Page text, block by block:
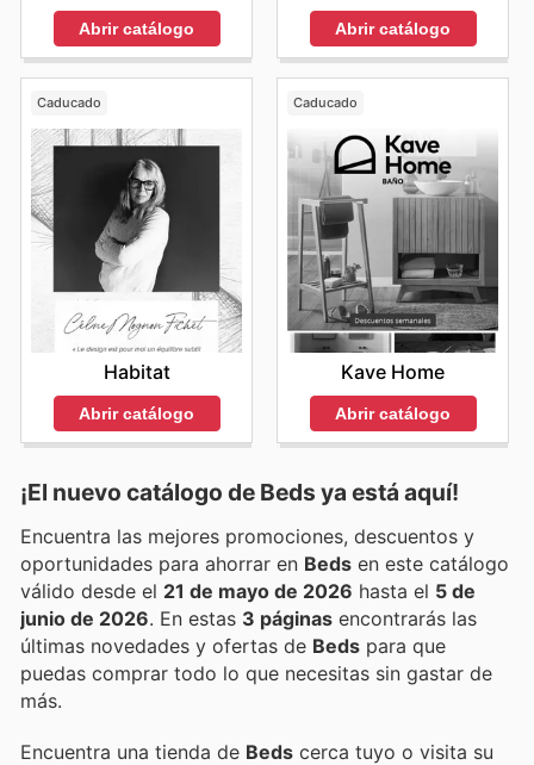
Abrir catálogo Abrir catálogo
Caducado
Habitat
Abrir catálogo
Caducado
Kave Home
Abrir catálogo
¡El nuevo catálogo de Beds ya está aquí!
Encuentra las mejores promociones, descuentos y
oportunidades para ahorrar en Beds en este catálogo
válido desde el 21 de mayo de 2026 hasta el 5 de
junio de 2026 . En estas 3 páginas encontrarás las
últimas novedades y ofertas de Beds para que
puedas comprar todo lo que necesitas sin gastar de
más.
Encuentra una tienda de Beds cerca tuyo o visita su